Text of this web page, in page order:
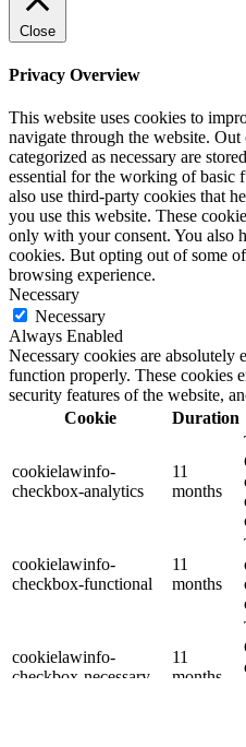
Close
Privacy Overview
This website uses cookies to
navigate through the website. Out
categorized as necessary are
essential for the working of basic
also use third-party cookies that
you use this website. These
only with your consent. You also
cookies. But opting out of some
browsing experience.
Necessary
Necessary
Always Enabled
Necessary cookies are absolutely
function properly. These cookies
security features of the website,
Cookie
Duration
cookielawinfo-
checkbox-analytics
11
months
cookielawinfo-
checkbox-functional
11
months
cookielawinfo-
checkbox-necessary
11
months